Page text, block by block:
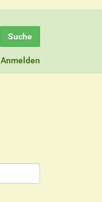
Anmelden